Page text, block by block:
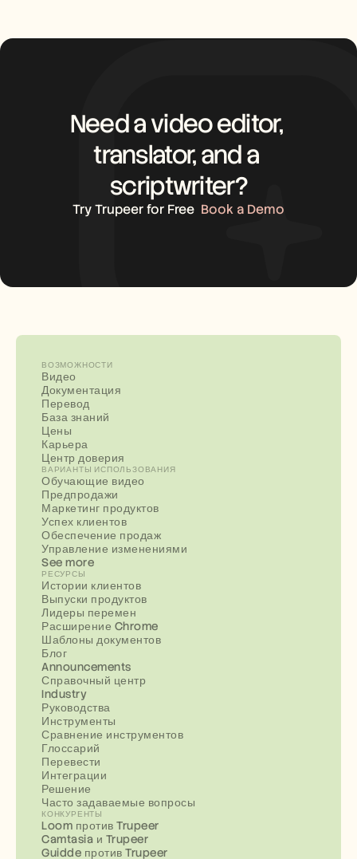
Need a video editor,
translator, and a
scriptwriter?
Try Trupeer for Free Book a Demo
ВОЗМОЖНОСТИ
Видео
Документация
Перевод
База знаний
Цены
Карьера
Центр доверия
ВАРИАНТЫ ИСПОЛЬЗОВАНИЯ
Обучающие видео
Предпродажи
Маркетинг продуктов
Успех клиентов
Обеспечение продаж
Управление изменениями
See more
РЕСУРСЫ
Истории клиентов
Выпуски продуктов
Лидеры перемен
Расширение Chrome
Шаблоны документов
Блог
Announcements
Справочный центр
Industry
Руководства
Инструменты
Сравнение инструментов
Глоссарий
Перевести
Интеграции
Решение
Часто задаваемые вопросы
КОНКУРЕНТЫ
Loom против Trupeer
Camtasia и Trupeer
Guidde против Trupeer